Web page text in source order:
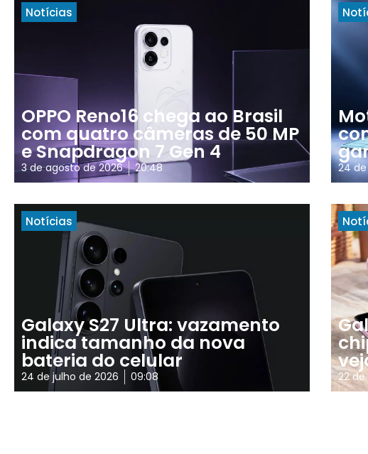
Notícias
OPPO Reno16 chega ao Brasil
com quatro câmeras de 50 MP
e Snapdragon 7 Gen 4
3 de agosto de 2026 20:48 24
Notícias
Galaxy S27 Ultra: vazamento
indica tamanho da nova
bateria do celular
24 de julho de 2026 09:08 22